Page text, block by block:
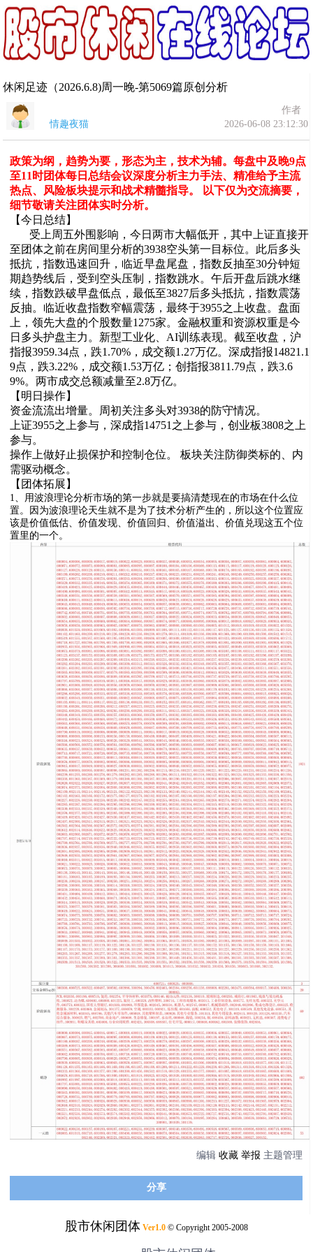
休闲足迹（2026.6.8)周一晚-第5069篇原创分析
作者
情趣夜猫
2026-06-08 23:12:30
政策为纲，趋势为要，形态为主，技术为辅。每盘中及晚9点
至11时团体每日总结会议深度分析主力手法、精准给予主流
热点、风险板块提示和战术精髓指导。 以下仅为交流摘要，
细节敬请关注团体实时分析。
【今日总结】
受上周五外围影响，今日两市大幅低开，其中上证直接开
至团体之前在房间里分析的3938空头第一目标位。此后多头
抵抗，指数迅速回升，临近早盘尾盘，指数反抽至30分钟短
期趋势线后，受到空头压制，指数跳水。午后开盘后跳水继
续，指数跌破早盘低点，最低至3827后多头抵抗，指数震荡
反抽。临近收盘指数窄幅震荡，最终于3955之上收盘。盘面
上，领先大盘的个股数量1275家。金融权重和资源权重是今
日多头护盘主力。新型工业化、AI训练表现。截至收盘，沪
指报3959.34点，跌1.70%，成交额1.27万亿。深成指报14821.1
9点，跌3.22%，成交额1.53万亿；创指报3811.79点，跌3.6
9%。两市成交总额减量至2.8万亿。
【明日操作】
资金流流出增量。周初关注多头对3938的防守情况。
上证3955之上参与，深成指14751之上参与，创业板3808之上
参与。
操作上做好止损保护和控制仓位。 板块关注防御类标的、内
需驱动概念。
【团体拓展】
1、用波浪理论分析市场的第一步就是要搞清楚现在的市场在什么位
置。因为波浪理论天生就不是为了技术分析产生的，所以这个位置应
该是价值低估、价值发现、价值回归、价值溢出、价值兑现这五个位
置里的一个。
编辑 收藏 举报 主题管理
分享
股市休闲团体 Ver1.0 © Copyright 2005-2008